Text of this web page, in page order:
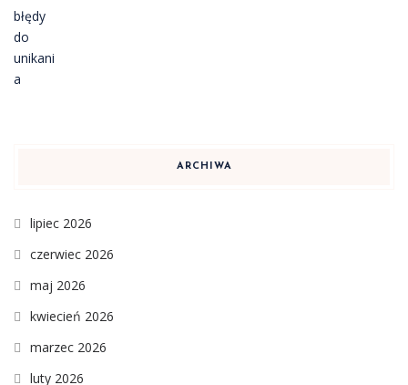
ARCHIWA
lipiec 2026
czerwiec 2026
maj 2026
kwiecień 2026
marzec 2026
luty 2026